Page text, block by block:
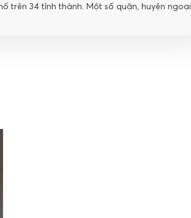
trên 34 tỉnh thành. Một số quận, huyện ngoại